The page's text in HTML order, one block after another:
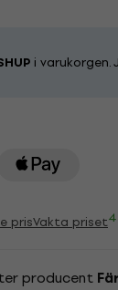
i varukorgen.
prisVakta priset
producent